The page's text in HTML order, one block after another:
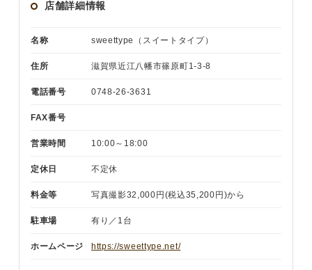
店舗詳細情報
名称 sweettype（スイートタイプ）
住所 滋賀県近江八幡市篠原町1-3-8
電話番号 0748-26-3631
FAX番号
営業時間 10:00～18:00
定休日 不定休
料金等 写真撮影32,000円(税込35,200円)から
駐車場 有り／1台
ホームページ https://sweettype.net/